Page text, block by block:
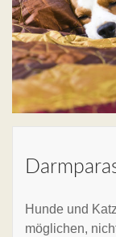
Hunde und
möglichen,